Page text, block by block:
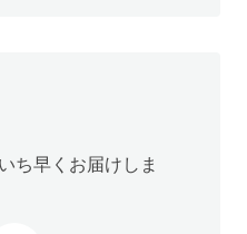
ち早くお届けしま